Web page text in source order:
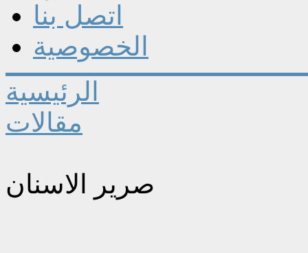
اتصل بنا
الخصوصية
الرئيسية
مقالات
صرير الاسنان